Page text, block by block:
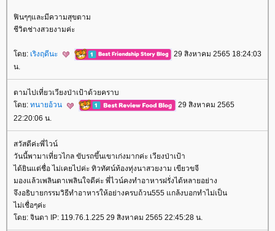
ฟินๆๆและมีความสุขตาม
ชีวิตช่างสวยงามค่ะ
ดย: เริงฤดีนะ
29 สิงหาคม 2565 18:24:03
น.
ตามไปเที่ยวเวียงป่าเป้าด้วยคราบ
ดย: ทนายอ้วน
29 สิงหาคม 2565
22:20:06 น.
สวัสดีค่ะพี่ไวน์
วันนี้พามาเที่ยวไกล ขับรถขึ้นเขาเก่งมากค่ะ เวียงป่าเป้า
ได้ยินแต่ชื่อ ไม่เคยไปค่ะ ทิวทัศน์ท้องทุ่งนาสวยงาม เขียวขจี
มองแล้วเพลินตาเพลินใจดีค่ะ พี่ไวน์คงทำอาหารฝรั่งได้หลายอย่าง
จึงอธิบายกรรมวิธีทำอาหารให้อย่างครบถ้วน555 แกล้งบอกทำไม่เป็น
ไม่เชื่อๆค่ะ
ดย: จินดา IP: 119.76.1.225 29 สิงหาคม 2565 22:45:28 น.